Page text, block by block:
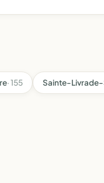
· 155 Sainte-